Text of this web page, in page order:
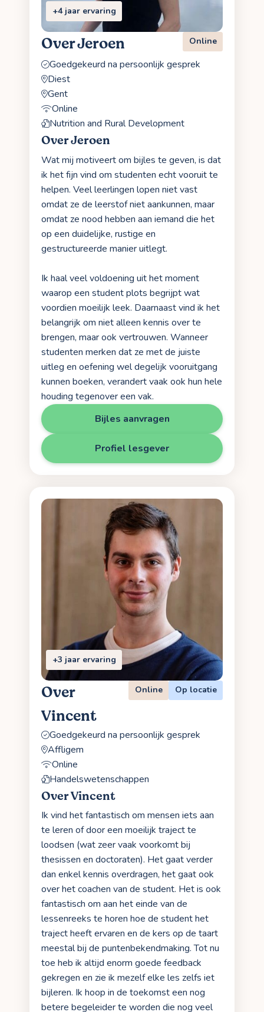
+4 jaar ervaring
Over Jeroen Online
Goedgekeurd na persoonlijk gesprek
Diest
Gent
Online
Nutrition and Rural Development
Over Jeroen
Wat mij motiveert om bijles te geven, is dat
ik het fijn vind om studenten echt vooruit te
helpen. Veel leerlingen lopen niet vast
omdat ze de leerstof niet aankunnen, maar
omdat ze nood hebben aan iemand die het
op een duidelijke, rustige en
gestructureerde manier uitlegt.
Ik haal veel voldoening uit het moment
waarop een student plots begrijpt wat
voordien moeilijk leek. Daarnaast vind ik het
belangrijk om niet alleen kennis over te
brengen, maar ook vertrouwen. Wanneer
studenten merken dat ze met de juiste
uitleg en oefening wel degelijk vooruitgang
kunnen boeken, verandert vaak ook hun hele
houding tegenover een vak.
Bijles aanvragen
Profiel lesgever
+3 jaar ervaring
Over
Vincent
Online Op locatie
Goedgekeurd na persoonlijk gesprek
Affligem
Online
Handelswetenschappen
Over Vincent
Ik vind het fantastisch om mensen iets aan
te leren of door een moeilijk traject te
loodsen (wat zeer vaak voorkomt bij
thesissen en doctoraten). Het gaat verder
dan enkel kennis overdragen, het gaat ook
over het coachen van de student. Het is ook
fantastisch om aan het einde van de
lessenreeks te horen hoe de student het
traject heeft ervaren en de kers op de taart
meestal bij de puntenbekendmaking. Tot nu
toe heb ik altijd enorm goede feedback
gekregen en zie ik mezelf elke les zelfs iet
bijleren. Ik hoop in de toekomst een nog
betere begeleider te worden die nog veel